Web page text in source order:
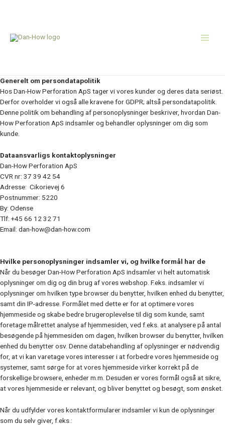
Generelt om persondatapolitik
Hos Dan-How Perforation ApS tager vi vores kunder og deres data seriøst.
Derfor overholder vi også alle kravene for GDPR; altså persondatapolitik.
Denne politik om behandling af personoplysninger beskriver, hvordan Dan-
How Perforation ApS indsamler og behandler oplysninger om dig som
kunde.
Dataansvarligs kontaktoplysninger
Dan-How Perforation ApS
CVR nr: 37 39 42 54
Adresse: Cikorievej 6
Postnummer: 5220
By: Odense
Tlf: +45 66 12 32 71
Email: dan-how@dan-how.com
Hvilke personoplysninger indsamler vi, og hvilke formål har de
Når du besøger Dan-How Perforation ApS indsamler vi helt automatisk
oplysninger om dig og din brug af vores webshop. F.eks. indsamler vi
oplysninger om hvilken type browser du benytter, hvilken enhed du benytter,
samt din IP-adresse. Formålet med dette er for at optimere vores
hjemmeside og skabe bedre brugeroplevelse til dig som kunde, samt
foretage målrettet analyse af hjemmesiden, ved f.eks. at analysere på antal
besøgende på hjemmesiden om dagen, hvilken browser du benytter, hvilken
enhed du benytter osv. Denne databehandling af oplysninger er nødvendig
for, at vi kan varetage vores interesser i at forbedre vores hjemmeside og
systemer, samt sørge for at vores hjemmeside virker korrekt på de
forskellige browsere, enheder m.m. Desuden er vores formål også at sikre,
at vores hjemmeside er relevant, og bliver benyttet og besøgt, som ønsket.
Når du udfylder vores kontaktformularer indsamler vi kun de oplysninger
som du selv giver, f.eks.: